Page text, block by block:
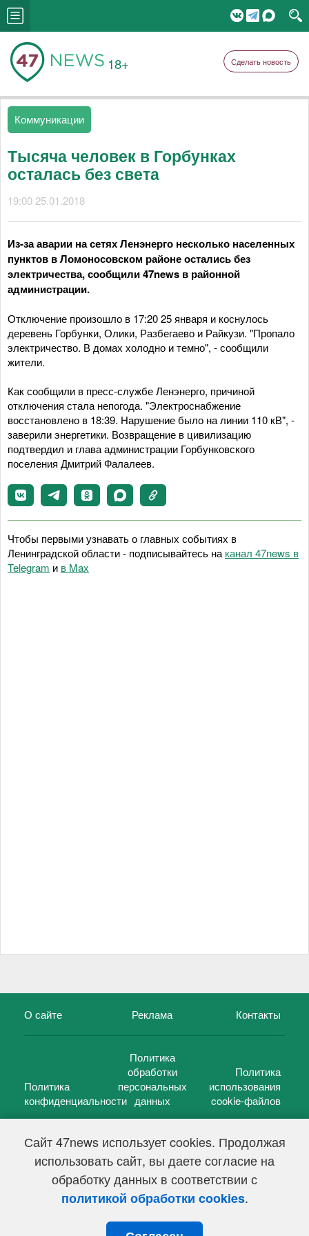
Сайт 47news использует cookies. Продолжая
использовать сайт, вы даете согласие на
обработку данных в соответствии с
политикой обработки cookies.
18+ Сделать новость
Коммуникации
Тысяча человек в Горбунках
осталась без света
19:00 25.01.2018
Из-за аварии на сетях Ленэнерго несколько населенных
пунктов в Ломоносовском районе остались без
электричества, сообщили 47news в районной
администрации.
Отключение произошло в 17:20 25 января и коснулось
деревень Горбунки, Олики, Разбегаево и Райкузи. "Пропало
электричество. В домах холодно и темно", - сообщили
жители.
Как сообщили в пресс-службе Ленэнерго, причиной
отключения стала непогода. "Электроснабжение
восстановлено в 18:39. Нарушение было на линии 110 кВ", -
заверили энергетики. Возвращение в цивилизацию
подтвердил и глава администрации Горбунковского
поселения Дмитрий Фалалеев.
Чтобы первыми узнавать о главных событиях в
Ленинградской области - подписывайтесь на канал 47news в
Telegram и в Maх
О сайте Реклама Контакты
Политика
конфиденциальности
Политика
обработки
персональных
данных
Политика
использования
cookie-файлов
47 новостей (47 news)2005 — 2026 г.
Свидетельство о регистрации СМИ Эл № ФС 77-39848, выдано
Федеральной службой по надзору в сфере связи,
информационных технологий и массовых коммуникаций